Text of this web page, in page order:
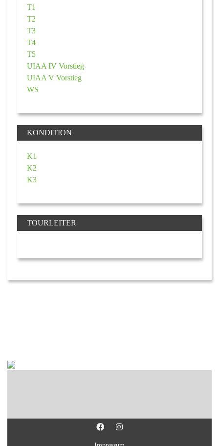
T1
T2
T3
T4
T5
UIAA IV Vorstieg
UIAA V Vorstieg
WS
KONDITION
K1
K2
K3
TOURLEITER